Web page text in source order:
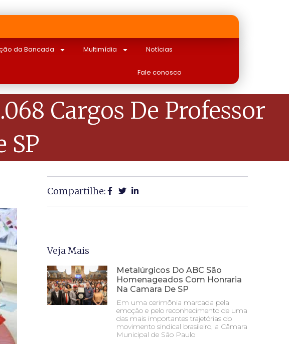
da Bancada Multimídia Notícias
Fale conosco
Cargos De Professor
SP
Compartilhe:
Veja Mais
Metalúrgicos Do ABC São
Homenageados Com Honraria
Na Camara De SP
Em uma cerimônia marcada pela
emoção e pelo reconhecimento de uma
das mais importantes trajetórias do
movimento sindical brasileiro, a Câmara
Municipal de São Paulo